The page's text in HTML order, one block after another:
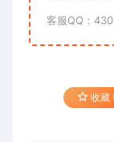
客服QQ：
收藏